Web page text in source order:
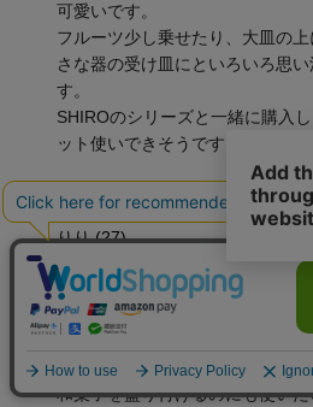
可愛いです。
フルーツ少し乗せたり、大皿の
さな器の受け皿にといろいろ思
す。
SHIROのシリーズと一緒に購入
ット使いできそうです。
りり 27
購入者
投稿日 2025/01/19
ちょっとずつ盛り付けるのに使
和菓子を盛り付けるのにも使いた